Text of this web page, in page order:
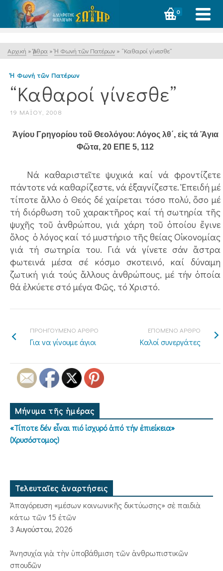
0
Αρχική » Ἄρθρα » Ἡ Φωνή τῶν Πατέρων » “Καθαροί γίνεσθε”
Ἡ Φωνή τῶν Πατέρων
“Καθαροί γίνεσθε”
19 ΜΑΪ́ΟΥ, 2008
Ἁγίου Γρηγορίου τοῦ Θεολόγου: Λόγος λθ΄, εἰς τά Ἅγια
Φῶτα, 20 ΕΠΕ 5, 112
Νά καθαριστεῖτε ψυχικά καί νά φροντίζετε
πάντοτε νά καθαρίζεστε, νά ἐξαγνίζεστε. Ἐπειδή μέ
τίποτε ἄλλο ὁ Θεός δέ χαίρεται τόσο πολύ, ὅσο μέ
τή διόρθωση τοῦ χαρακτῆρος καί τή σωτηρία τῆς
ψυχῆς τοῦ ἀνθρώπου, γιά χάρη τοῦ ὁποίου ἔγινε
ὅλος ὁ λόγος καί τό μυστήριο τῆς θείας Οἰκονομίας
γιά τή σωτηρία του. Γιά νά γίνετε σάν ἄστρα
φωτεινά μέσα σέ κόσμο σκοτεινό, καί δύναμη
ζωτική γιά τούς ἄλλους ἀνθρώπους, μέ τήν ὁποία
θά ἑλκύετε στό μέγα Φῶς, τό Χριστό.
ΠΡΟΗΓΟΥΜΕΝΟ ΑΡΘΡΟ
Για να γίνουμε άγιοι
ΕΠΟΜΕΝΟ ΑΡΘΡΟ
Καλοί συνεργάτες
Μήνυμα τῆς ἡμέρας
«Τίποτε δέν εἶναι πιό ἰσχυρό ἀπό τήν ἐπιείκεια»
(Χρυσόστομος)
Τελευταῖες ἀναρτήσεις
Ἀπαγόρευση «μέσων κοινωνικῆς δικτύωσης» σὲ παιδιὰ
κάτω τῶν 15 ἐτῶν
3 Αυγούστου, 2026
Ἀνησυχία γιὰ τὴν ὑποβάθμιση τῶν ἀνθρωπιστικῶν
σπουδῶν